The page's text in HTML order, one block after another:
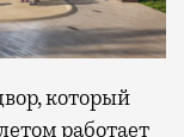
который
работает